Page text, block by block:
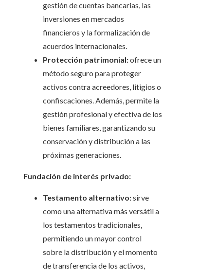
gestión de cuentas bancarias, las
inversiones en mercados
financieros y la formalización de
acuerdos internacionales.
Protección patrimonial:ofrece un
método seguro para proteger
activos contra acreedores, litigios o
confiscaciones. Además, permite la
gestión profesional y efectiva de los
bienes familiares, garantizando su
conservación y distribución a las
próximas generaciones.
Fundación de interés privado:
Testamento alternativo:sirve
como una alternativa más versátil a
los testamentos tradicionales,
permitiendo un mayor control
sobre la distribución y el momento
de transferencia de los activos,